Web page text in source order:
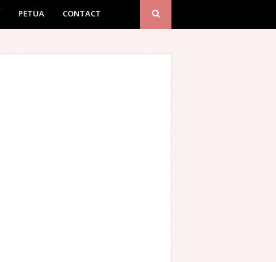
PETUA CONTACT